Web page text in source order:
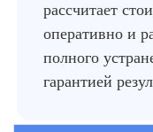
рассчитает
оперативно и
полного
гарантией